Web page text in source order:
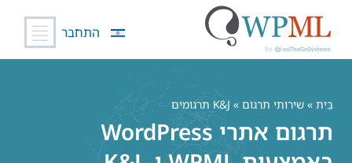
התחבר
בַּיִת » שירותי תרגום » K&J תרגומים
תרגום אתרי WordPress